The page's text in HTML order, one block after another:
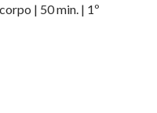
| 50 min. | 1º